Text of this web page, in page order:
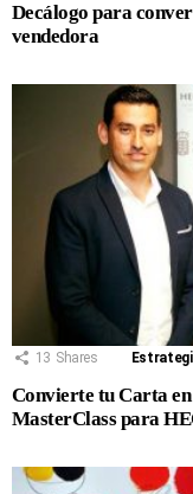
Decálogo para
vendedora
13 Shares
Convierte tu Carta
MasterClass para